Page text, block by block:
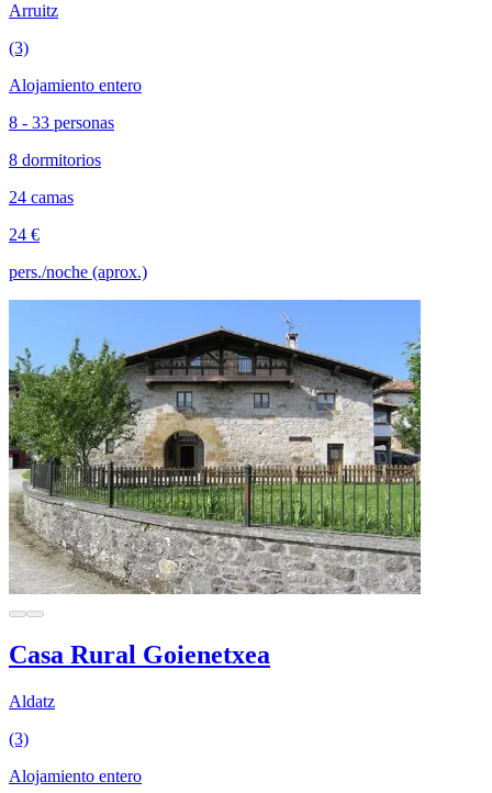
Arruitz
(3)
Alojamiento entero
8 - 33 personas
8 dormitorios
24 camas
24 €
pers./noche (aprox.)
Casa Rural Goienetxea
Aldatz
(3)
Alojamiento entero